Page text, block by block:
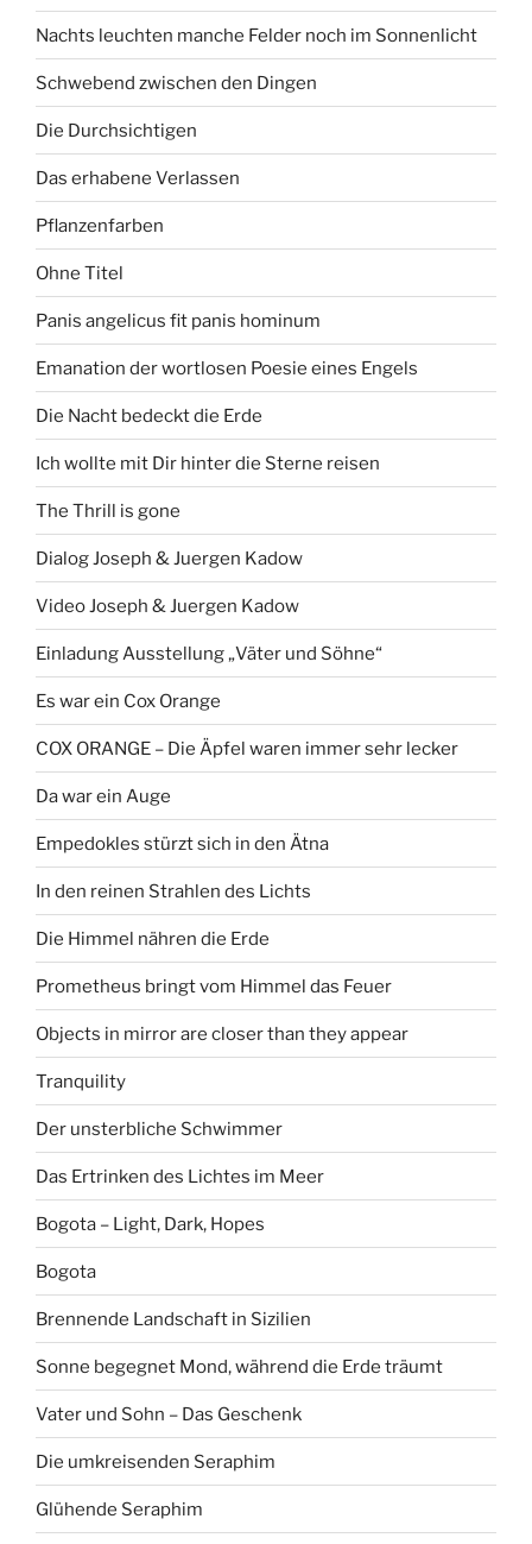
Nachts leuchten manche Felder noch im Sonnenlicht
Schwebend zwischen den Dingen
Die Durchsichtigen
Das erhabene Verlassen
Pflanzenfarben
Ohne Titel
Panis angelicus fit panis hominum
Emanation der wortlosen Poesie eines Engels
Die Nacht bedeckt die Erde
Ich wollte mit Dir hinter die Sterne reisen
The Thrill is gone
Dialog Joseph & Juergen Kadow
Video Joseph & Juergen Kadow
Einladung Ausstellung „Väter und Söhne“
Es war ein Cox Orange
COX ORANGE – Die Äpfel waren immer sehr lecker
Da war ein Auge
Empedokles stürzt sich in den Ätna
In den reinen Strahlen des Lichts
Die Himmel nähren die Erde
Prometheus bringt vom Himmel das Feuer
Objects in mirror are closer than they appear
Tranquility
Der unsterbliche Schwimmer
Das Ertrinken des Lichtes im Meer
Bogota – Light, Dark, Hopes
Bogota
Brennende Landschaft in Sizilien
Sonne begegnet Mond, während die Erde träumt
Vater und Sohn – Das Geschenk
Die umkreisenden Seraphim
Glühende Seraphim